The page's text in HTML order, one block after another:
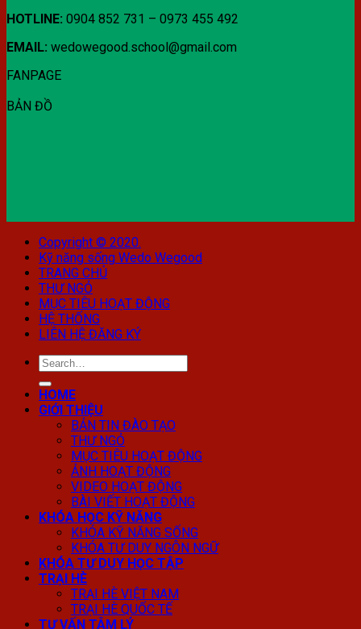
HOTLINE: 0904 852 731 – 0973 455 492
EMAIL: wedowegood.school@gmail.com
FANPAGE
BẢN ĐỒ
Copyright © 2020.
Kỹ năng sống Wedo Wegood
TRANG CHỦ
THƯ NGỎ
MỤC TIÊU HOẠT ĐỘNG
HỆ THỐNG
LIÊN HỆ ĐĂNG KÝ
HOME
GIỚI THIỆU
BẢN TIN ĐÀO TẠO
THƯ NGỎ
MỤC TIÊU HOẠT ĐỘNG
ẢNH HOẠT ĐỘNG
VIDEO HOẠT ĐỘNG
BÀI VIẾT HOẠT ĐỘNG
KHÓA HỌC KỸ NĂNG
KHÓA KỸ NĂNG SỐNG
KHÓA TƯ DUY NGÔN NGỮ
KHÓA TƯ DUY HỌC TẬP
TRẠI HÈ
TRẠI HÈ VIỆT NAM
TRẠI HÈ QUỐC TẾ
TƯ VẤN TÂM LÝ